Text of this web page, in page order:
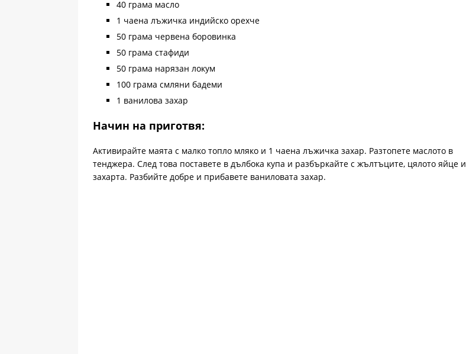
40 грама масло
1 чаена лъжичка индийско орехче
50 грама червена боровинка
50 грама стафиди
50 грама нарязан локум
100 грама смляни бадеми
1 ванилова захар
Начин на приготвя:
Активирайте маята с малко топло мляко и 1 чаена лъжичка захар. Разтопете маслото в
тенджера. След това поставете в дълбока купа и разбъркайте с жълтъците, цялото яйце и
захарта. Разбийте добре и прибавете ваниловата захар.